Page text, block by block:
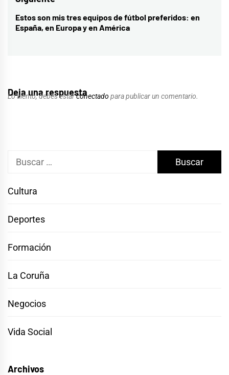
Entrada
siguiente:
Estos son mis tres equipos de fútbol preferidos: en
España, en Europa y en América
Deja una respuesta
Lo siento, debes estarconectado para publicar un comentario.
Buscar:
Cultura
Deportes
Formación
La Coruña
Negocios
Vida Social
Archivos